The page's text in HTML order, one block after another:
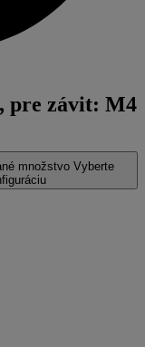
pre závit: M4
množstvo Vyberte